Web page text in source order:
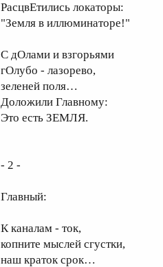
РасцвЕтились локаторы:
"Земля в иллюминаторе!"
С дОлами и взгорьями
гОлубо - лазорево,
зеленей поля…
Доложили Главному:
Это есть ЗЕМЛЯ.
- 2 -
Главный:
К каналам - ток,
копните мыслей сгустки,
наш краток срок…